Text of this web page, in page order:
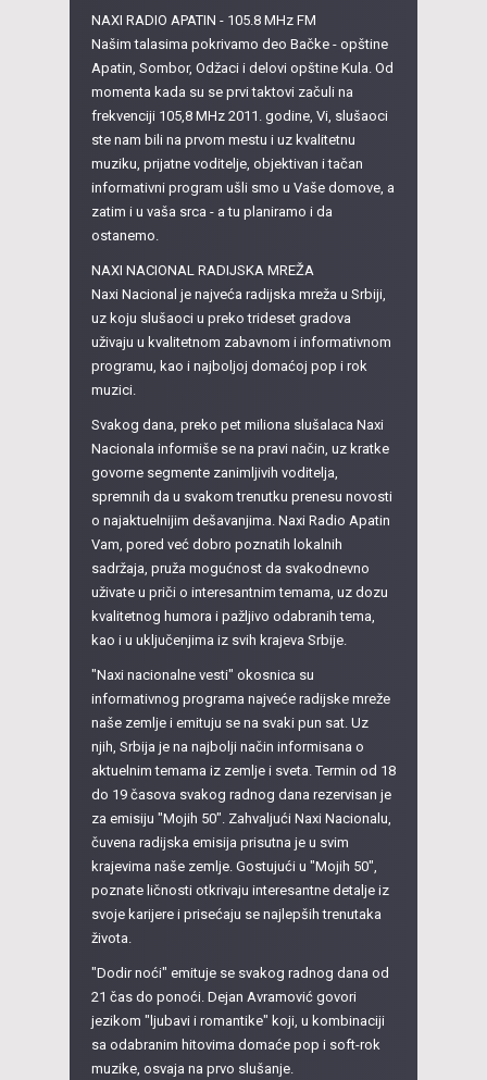
NAXI RADIO APATIN - 105.8 MHz FM
Našim talasima pokrivamo deo Bačke - opštine
Apatin, Sombor, Odžaci i delovi opštine Kula. Od
momenta kada su se prvi taktovi začuli na
frekvenciji 105,8 MHz 2011. godine, Vi, slušaoci
ste nam bili na prvom mestu i uz kvalitetnu
muziku, prijatne voditelje, objektivan i tačan
informativni program ušli smo u Vaše domove, a
zatim i u vaša srca - a tu planiramo i da
ostanemo.
NAXI NACIONAL RADIJSKA MREŽA
Naxi Nacional je najveća radijska mreža u Srbiji,
uz koju slušaoci u preko trideset gradova
uživaju u kvalitetnom zabavnom i informativnom
programu, kao i najboljoj domaćoj pop i rok
muzici.
Svakog dana, preko pet miliona slušalaca Naxi
Nacionala informiše se na pravi način, uz kratke
govorne segmente zanimljivih voditelja,
spremnih da u svakom trenutku prenesu novosti
o najaktuelnijim dešavanjima. Naxi Radio Apatin
Vam, pored već dobro poznatih lokalnih
sadržaja, pruža mogućnost da svakodnevno
uživate u priči o interesantnim temama, uz dozu
kvalitetnog humora i pažljivo odabranih tema,
kao i u uključenjima iz svih krajeva Srbije.
"Naxi nacionalne vesti" okosnica su
informativnog programa najveće radijske mreže
naše zemlje i emituju se na svaki pun sat. Uz
njih, Srbija je na najbolji način informisana o
aktuelnim temama iz zemlje i sveta. Termin od 18
do 19 časova svakog radnog dana rezervisan je
za emisiju "Mojih 50". Zahvaljući Naxi Nacionalu,
čuvena radijska emisija prisutna je u svim
krajevima naše zemlje. Gostujući u "Mojih 50",
poznate ličnosti otkrivaju interesantne detalje iz
svoje karijere i prisećaju se najlepših trenutaka
života.
"Dodir noći" emituje se svakog radnog dana od
21 čas do ponoći. Dejan Avramović govori
jezikom "ljubavi i romantike" koji, u kombinaciji
sa odabranim hitovima domaće pop i soft-rok
muzike, osvaja na prvo slušanje.